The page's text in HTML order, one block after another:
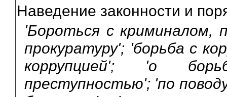
Наведение законности и
'Бороться с криминалом,
прокуратуру'; 'борьба с
коррупцией'; 'о
преступностью'; 'по